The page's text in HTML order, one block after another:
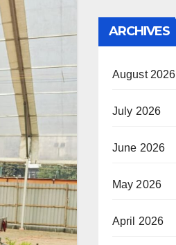
ARCHIVES
August 2026
July 2026
June 2026
May 2026
April 2026